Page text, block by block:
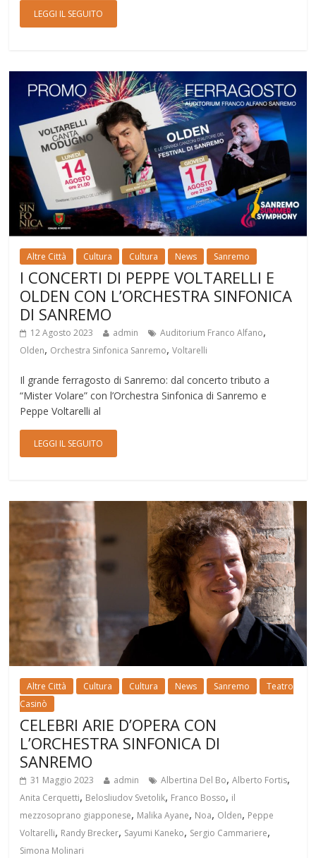
LEGGI IL SEGUITO
Altre Città Cultura Cultura News Sanremo
I CONCERTI DI PEPPE VOLTARELLI E
OLDEN CON L’ORCHESTRA SINFONICA
DI SANREMO
12 Agosto 2023 admin Auditorium Franco Alfano,
Olden, Orchestra Sinfonica Sanremo,Voltarelli
Il grande ferragosto di Sanremo: dal concerto tributo a
“Mister Volare” con l’Orchestra Sinfonica di Sanremo e
Peppe Voltarelli al
LEGGI IL SEGUITO
Altre Città Cultura Cultura News Sanremo
Teatro
Casinò
CELEBRI ARIE D’OPERA CON
L’ORCHESTRA SINFONICA DI
SANREMO
31 Maggio 2023 admin Albertina Del Bo,Alberto Fortis,
Anita Cerquetti, Belosliudov Svetolik, Franco Bosso, il
mezzosoprano giapponese, Malika Ayane, Noa, Olden, Peppe
Voltarelli, Randy Brecker, Sayumi Kaneko, Sergio Cammariere,
Simona Molinari